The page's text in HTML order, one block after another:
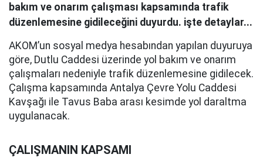
bakım ve onarım çalışması kapsamında trafik
düzenlemesine gidileceğini duyurdu. işte detaylar...
AKOM’un sosyal medya hesabından yapılan duyuruya
göre, Dutlu Caddesi üzerinde yol bakım ve onarım
çalışmaları nedeniyle trafik düzenlemesine gidilecek.
Çalışma kapsamında Antalya Çevre Yolu Caddesi
Kavşağı ile Tavus Baba arası kesimde yol daraltma
uygulanacak.
ÇALIŞMANIN KAPSAMI